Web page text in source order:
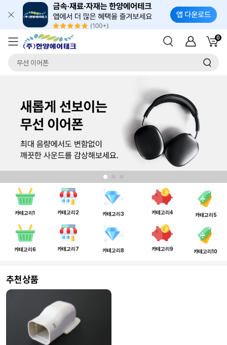
0
카테고리1 카테고리2 카테고리3 카테고리4 카테고리5
카테고리6 카테고리7 카테고리8 카테고리9 카테고리10
추천상품